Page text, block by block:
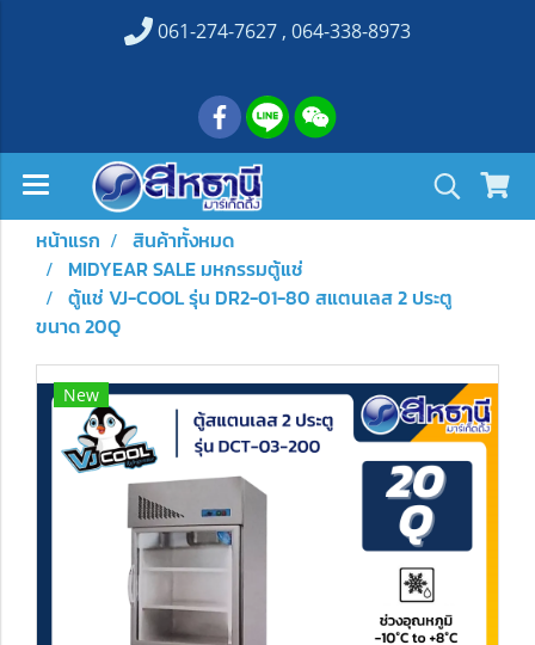
061-274-7627 , 064-338-8973
หน้าแรก
สินค้าทั้งหมด
MIDYEAR SALE มหกรรมตู้แช่
ตู้แช่ VJ-COOL รุ่น DR2-01-80 สแตนเลส 2 ประตู
ขนาด 20Q
New